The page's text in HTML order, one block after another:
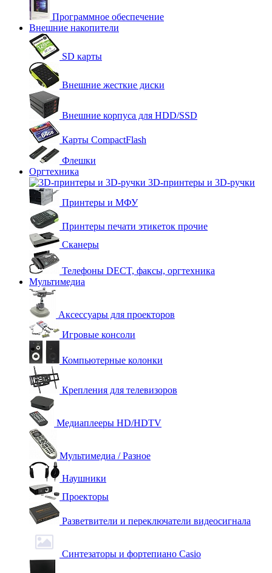
Программное обеспечение
Внешние накопители
SD карты
Внешние жесткие диски
Внешние корпуса для HDD/SSD
Карты CompactFlash
Флешки
Оргтехника
3D-принтеры и 3D-ручки
Принтеры и МФУ
Принтеры печати этикеток прочие
Сканеры
Телефоны DECT, факсы, оргтехника
Мультимедиа
Аксессуары для проекторов
Игровые консоли
Компьютерные колонки
Крепления для телевизоров
Медиаплееры HD/HDTV
Мультимедиа / Разное
Наушники
Проекторы
Разветвители и переключатели видеосигнала
Синтезаторы и фортепиано Casio